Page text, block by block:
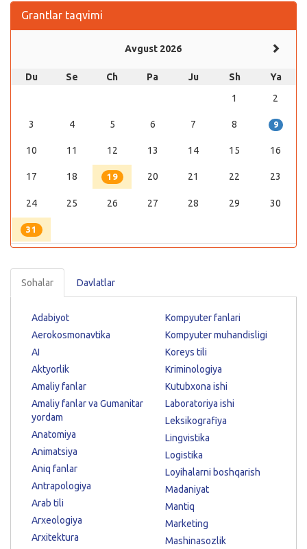
Grantlar taqvimi
Avgust 2026
Du Se Ch Pa Ju Sh
Ya
1
2
3 4 5 6 7 8 9
10 11 12 13 14 15 16
17 18 19 20 21 22 23
24 25 26 27 28 29 30
31
Sohalar Davlatlar
Adabiyot
Aerokosmonavtika
AI
Aktyorlik
Amaliy fanlar
Amaliy fanlar va Gumanitar
yordam
Anatomiya
Animatsiya
Aniq fanlar
Antrapologiya
Arab tili
Arxeologiya
Arxitektura
Kompyuter fanlari
Kompyuter muhandisligi
Koreys tili
Kriminologiya
Kutubxona ishi
Laboratoriya ishi
Leksikografiya
Lingvistika
Logistika
Loyihalarni boshqarish
Madaniyat
Mantiq
Marketing
Mashinasozlik